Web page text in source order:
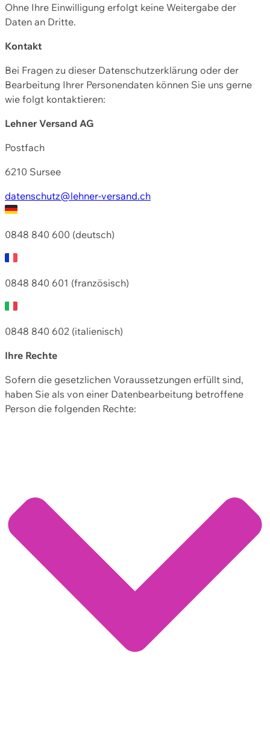
Ohne Ihre Einwilligung erfolgt keine Weitergabe der
Daten an Dritte.
Kontakt
Bei Fragen zu dieser Datenschutzerklärung oder der
Bearbeitung Ihrer Personendaten können Sie uns gerne
wie folgt kontaktieren:
Lehner Versand AG
Postfach
6210 Sursee
datenschutz@lehner-versand.ch
0848 840 600 (deutsch)
0848 840 601 (französisch)
0848 840 602 (italienisch)
Ihre Rechte
Sofern die gesetzlichen Voraussetzungen erfüllt sind,
haben Sie als von einer Datenbearbeitung betroffene
Person die folgenden Rechte: